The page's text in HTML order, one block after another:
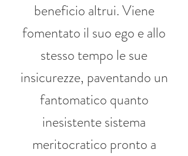
beneficio altrui. Viene
fomentato il suo ego e allo
stesso tempo le sue
insicurezze, paventando un
fantomatico quanto
inesistente sistema
meritocratico pronto a